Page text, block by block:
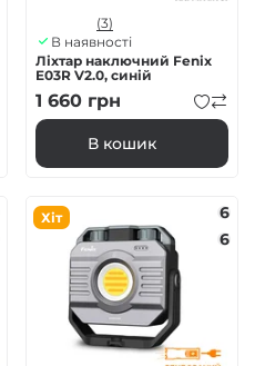
(3)
В наявності
Ліхтар наключний Fenix
E03R V2.0, синій
1 660 грн
В кошик
Хіт
6
6